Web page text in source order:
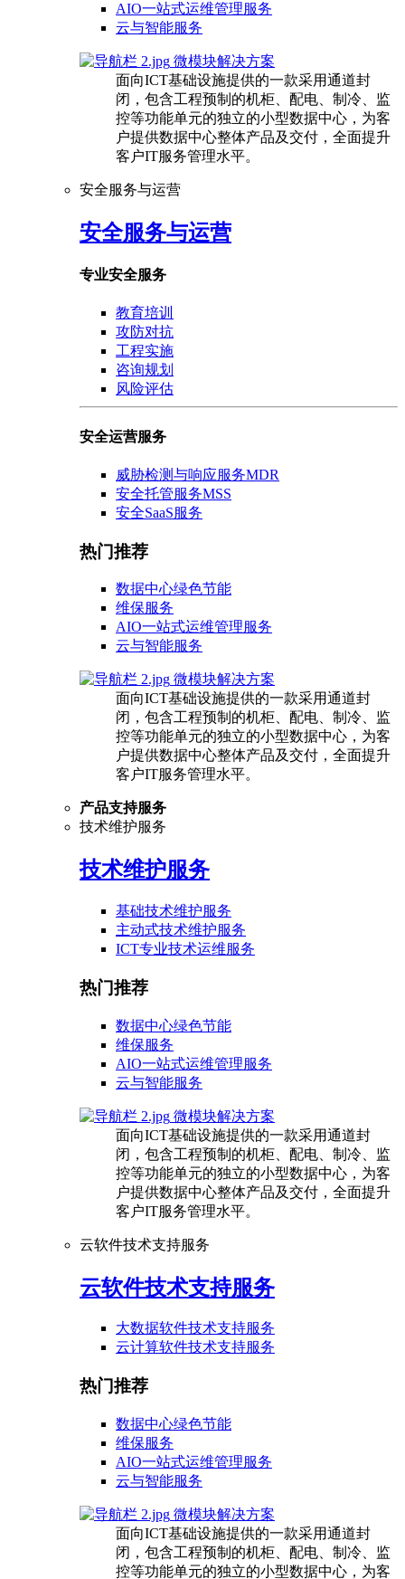
AIO一站式运维管理服务
云与智能服务
微模块解决方案
面向ICT基础设施提供的一款采用通道封
闭，包含工程预制的机柜、配电、制冷、监
控等功能单元的独立的小型数据中心，为客
户提供数据中心整体产品及交付，全面提升
客户IT服务管理水平。
安全服务与运营
安全服务与运营
专业安全服务
教育培训
攻防对抗
工程实施
咨询规划
风险评估
安全运营服务
威胁检测与响应服务MDR
安全托管服务MSS
安全SaaS服务
热门推荐
数据中心绿色节能
维保服务
AIO一站式运维管理服务
云与智能服务
微模块解决方案
面向ICT基础设施提供的一款采用通道封
闭，包含工程预制的机柜、配电、制冷、监
控等功能单元的独立的小型数据中心，为客
户提供数据中心整体产品及交付，全面提升
客户IT服务管理水平。
产品支持服务
技术维护服务
技术维护服务
基础技术维护服务
主动式技术维护服务
ICT专业技术运维服务
热门推荐
数据中心绿色节能
维保服务
AIO一站式运维管理服务
云与智能服务
微模块解决方案
面向ICT基础设施提供的一款采用通道封
闭，包含工程预制的机柜、配电、制冷、监
控等功能单元的独立的小型数据中心，为客
户提供数据中心整体产品及交付，全面提升
客户IT服务管理水平。
云软件技术支持服务
云软件技术支持服务
大数据软件技术支持服务
云计算软件技术支持服务
热门推荐
数据中心绿色节能
维保服务
AIO一站式运维管理服务
云与智能服务
微模块解决方案
面向ICT基础设施提供的一款采用通道封
闭，包含工程预制的机柜、配电、制冷、监
控等功能单元的独立的小型数据中心，为客